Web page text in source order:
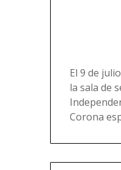
El 9 de
la sala de
Corona